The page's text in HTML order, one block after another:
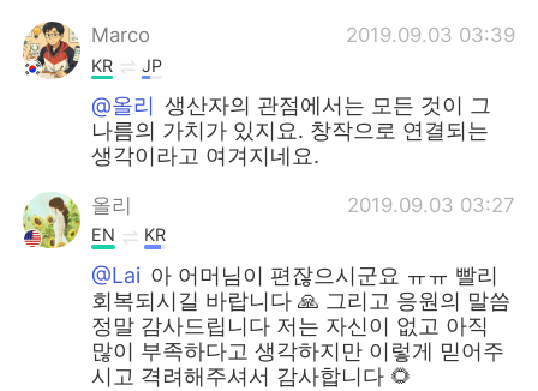
Marco 2019.09.03 03:39
KR JP
@올리 생산자의 관점에서는 모든 것이 그
나름의 가치가 있지요. 창작으로 연결되는
생각이라고 여겨지네요.
올리 2019.09.03 03:27
EN KR
@Lai 아 어머님이 편잖으시군요 ㅠㅠ 빨리
회복되시길 바랍니다 🙏 그리고 응원의 말씀
정말 감사드립니다 저는 자신이 없고 아직
많이 부족하다고 생각하지만 이렇게 믿어주
시고 격려해주셔서 감사합니다 🌻